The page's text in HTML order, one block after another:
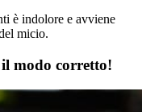
è indolore e avviene
micio.
modo corretto!